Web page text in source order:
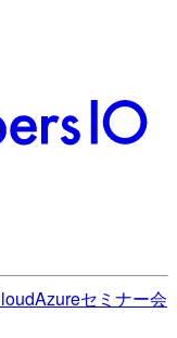
Azureセミナー会